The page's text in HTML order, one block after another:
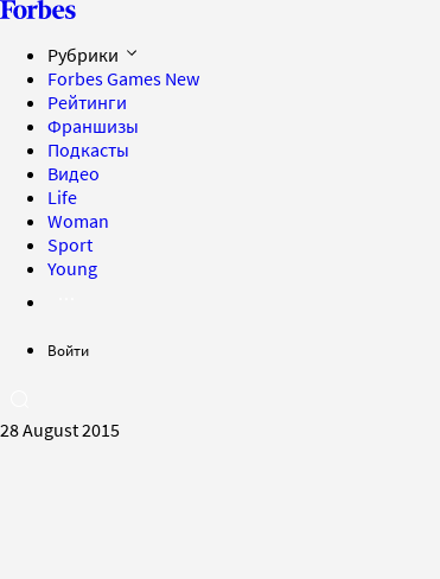
Рубрики
Forbes Games New
Рейтинги
Франшизы
Подкасты
Видео
Life
Woman
Sport
Young
Войти
28 August 2015